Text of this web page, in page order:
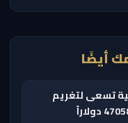
أيضًا
تسعى لتغريم